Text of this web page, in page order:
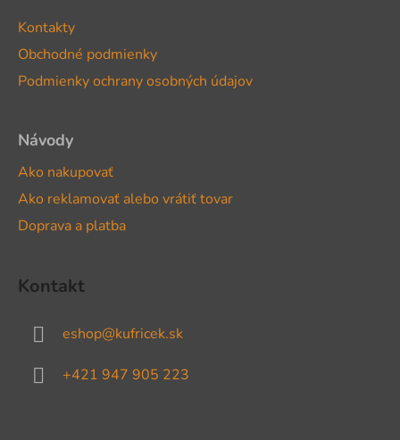
Kontakty
Obchodné podmienky
Podmienky ochrany osobných údajov
Návody
Ako nakupovať
Ako reklamovať alebo vrátiť tovar
Doprava a platba
Kontakt
eshop@kufricek.sk
+421 947 905 223